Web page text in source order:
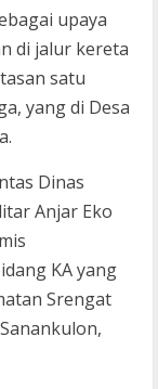
upaya
di jalur kereta
satu
yang di Desa
Dinas
Anjar Eko
KA yang
Srengat